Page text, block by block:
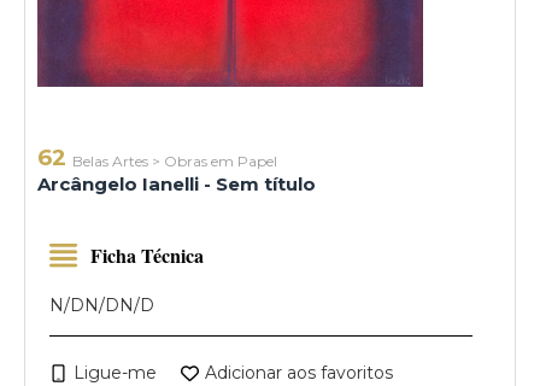
62 Belas Artes > Obras em Papel
Arcângelo Ianelli - Sem título
Ficha Técnica
N/D N/D N/D
Ligue-me Adicionar aos favoritos